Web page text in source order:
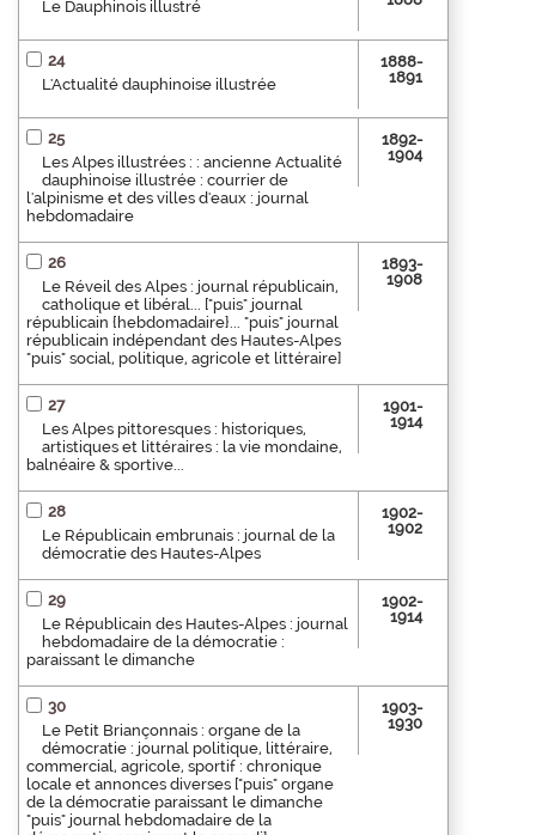
Le Dauphinois illustré
24
L'Actualité dauphinoise illustrée
1888-
1891
25
Les Alpes illustrées : : ancienne Actualité
dauphinoise illustrée : courrier de
l'alpinisme et des villes d'eaux : journal
hebdomadaire
1892-
1904
26
Le Réveil des Alpes : journal républicain,
catholique et libéral... ["puis" journal
républicain {hebdomadaire}... "puis" journal
républicain indépendant des Hautes-Alpes
"puis" social, politique, agricole et littéraire]
1893-
1908
27
Les Alpes pittoresques : historiques,
artistiques et littéraires : la vie mondaine,
balnéaire & sportive...
1901-
1914
28
Le Républicain embrunais : journal de la
démocratie des Hautes-Alpes
1902-
1902
29
Le Républicain des Hautes-Alpes : journal
hebdomadaire de la démocratie :
paraissant le dimanche
1902-
1914
30
Le Petit Briançonnais : organe de la
démocratie : journal politique, littéraire,
commercial, agricole, sportif : chronique
locale et annonces diverses ["puis" organe
de la démocratie paraissant le dimanche
"puis" journal hebdomadaire de la
1903-
1930